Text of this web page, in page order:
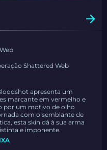
Shattered Web
apresenta um
marcante em vermelho e
por um motivo de olho
com o semblante de
esta skin dá à sua arma
e imponente.